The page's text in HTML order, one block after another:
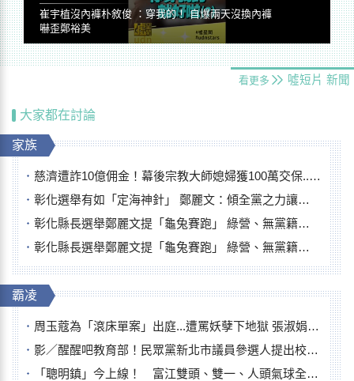
崔宇植沒內褲朴敘俊 ：穿我的！ 自爆兩天沒換內褲
嚇歪鄭裕美
看更多 噓短片 新聞
大家都在討論
家族
慈濟遭詐10億佣金！幕後宗教大師媳婦獲100萬交保...快步奔離不發一語
彰化選舉有如「定海神針」 鄭麗文：傾全黨之力讓彰化贏
彰化縣長選舉鄭麗文提「龜兔賽跑」 綠營、無黨籍忙否認是烏龜
彰化縣長選舉鄭麗文提「龜兔賽跑」 綠營、無黨籍忙否認是烏龜
霸凌
周玉蔻為「滾床單案」出庭...遭罵妖孽下地獄 張淑娟批：舌頭殺人有罪
影／醒醒吧教育部！民眾黨新北市議員參選人提出校園反毒防線升級政見
「聰明鎮」今上線！ 富江雙頭、雙一、人頭氣球全登場